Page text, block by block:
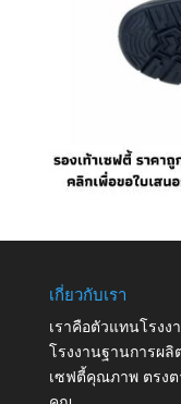
เกี่ยวกับเรา
เราคือตัวแทนโรงง
โรงงานฐานการผลิ
เซฟตี้คุณภาพ ตรง